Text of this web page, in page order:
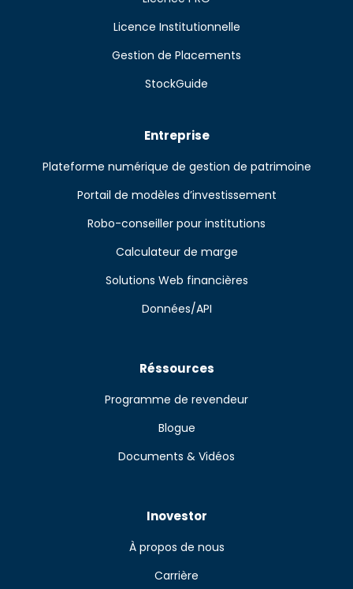
Licence Institutionnelle
Gestion de Placements
StockGuide
Entreprise
Plateforme numérique de gestion de patrimoine
Portail de modèles d’investissement
Robo-conseiller pour institutions
Calculateur de marge
Solutions Web financières
Données/API
Réssources
Programme de revendeur
Blogue
Documents & Vidéos
Inovestor
À propos de nous
Carrière